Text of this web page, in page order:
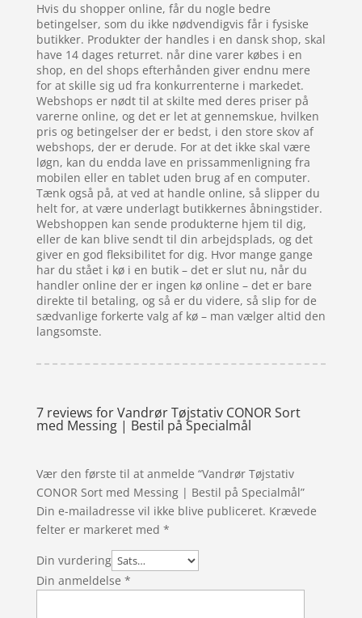
Hvis du shopper online, får du nogle bedre
betingelser, som du ikke nødvendigvis får i fysiske
butikker. Produkter der handles i en dansk shop, skal
have 14 dages returret. når dine varer købes i en
shop, en del shops efterhånden giver endnu mere
for at skille sig ud fra konkurrenterne i markedet.
Webshops er nødt til at skilte med deres priser på
varerne online, og det er let at gennemskue, hvilken
pris og betingelser der er bedst, i den store skov af
webshops, der er derude. For at det ikke skal være
løgn, kan du endda lave en prissammenligning fra
mobilen eller en tablet uden brug af en computer.
Tænk også på, at ved at handle online, så slipper du
helt for, at være underlagt butikkernes åbningstider.
Webshoppen kan sende produkterne hjem til dig,
eller de kan blive sendt til din arbejdsplads, og det
giver en god fleksibilitet for dig. Hvor mange gange
har du stået i kø i en butik – det er slut nu, når du
handler online der er ingen kø online – det er bare
direkte til betaling, og så er du videre, så slip for de
sædvanlige forkerte valg af kø – man vælger altid den
langsomste.
7 reviews forVandrør Tøjstativ CONOR Sort
med Messing | Bestil på Specialmål
Vær den første til at anmelde “Vandrør Tøjstativ
CONOR Sort med Messing | Bestil på Specialmål”
Din e-mailadresse vil ikke blive publiceret. Krævede
felter er markeret med *
Din vurdering
Din anmeldelse *